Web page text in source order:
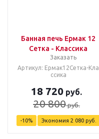
Банная печь Ермак 12
Сетка - Классика
Заказать
Артикул: Ермак12Сетка-Кла
ссика
18 720 руб.
20 800руб.
-10% Экономия 2 080руб.